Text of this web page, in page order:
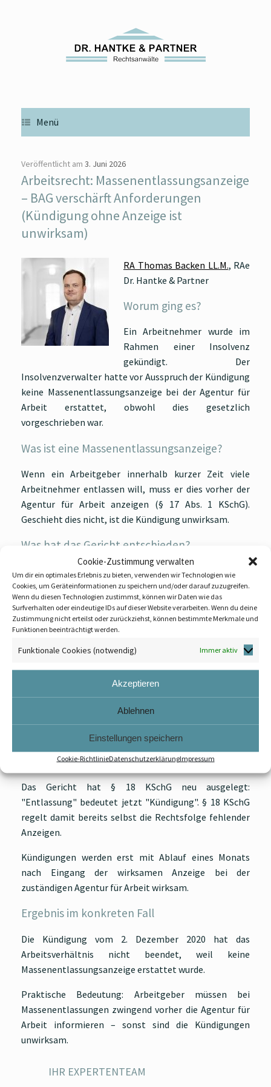
Cookie-Zustimmung verwalten
Um dir ein optimales Erlebnis zu bieten, verwenden wir Technologien wie
Cookies, um Geräteinformationen zu speichern und/oder darauf zuzugreifen.
Wenn du diesen Technologien zustimmst, können wir Daten wie das
Surfverhalten oder eindeutige IDs auf dieser Website verarbeiten. Wenn du deine
Zustimmung nicht erteilst oder zurückziehst, können bestimmte Merkmale und
Funktionen beeinträchtigt werden.
Funktionale Cookies (notwendig) Immer aktiv
Akzeptieren
Ablehnen
Einstellungen speichern
Cookie-RichtlinieDatenschutzerklärungImpressum
Menü
Veröffentlicht am 3. Juni 2026
Arbeitsrecht: Massenentlassungsanzeige
– BAG verschärft Anforderungen
(Kündigung ohne Anzeige ist
unwirksam)
RA Thomas Backen LL.M., RAe
Dr. Hantke & Partner
Worum ging es?
Ein Arbeitnehmer wurde im
Rahmen einer Insolvenz
gekündigt. Der
Insolvenzverwalter hatte vor Ausspruch der Kündigung
keine Massenentlassungsanzeige bei der Agentur für
Arbeit erstattet, obwohl dies gesetzlich
vorgeschrieben war.
Was ist eine Massenentlassungsanzeige?
Wenn ein Arbeitgeber innerhalb kurzer Zeit viele
Arbeitnehmer entlassen will, muss er dies vorher der
Agentur für Arbeit anzeigen (§ 17 Abs. 1 KSchG).
Geschieht dies nicht, ist die Kündigung unwirksam.
Was hat das Gericht entschieden?
Das Bundesarbeitsgericht (6 AZR 157/22)
hat
entschieden: Eine Kündigung ist unwirksam, wenn der
Arbeitgeber vorher keine Massenentlassungsanzeige
erstattet hat. Dies ergibt sich aus der
unionsrechtskonformen Auslegung des § 18 Abs. 1
KSchG, durch den europäisches Recht (Richtlinie
Der Europäische Gerichtshof hatte zuvor klargestellt:
Eine Kündigung kann nicht wirksam werden, wenn der
Arbeitgeber die beabsichtigte Massenentlassung nicht
zuvor der zuständigen Behörde angezeigt hat. Nur so
kann die Behörde Maßnahmen ergreifen, um die
negativen Folgen der Entlassungen zu begrenzen.
Das Gericht hat § 18 KSchG neu ausgelegt:
"Entlassung" bedeutet jetzt "Kündigung". § 18 KSchG
regelt damit bereits selbst die Rechtsfolge fehlender
Anzeigen.
Kündigungen werden erst mit Ablauf eines Monats
nach Eingang der wirksamen Anzeige bei der
zuständigen Agentur für Arbeit wirksam.
Ergebnis im konkreten Fall
Die Kündigung vom 2. Dezember 2020 hat das
Arbeitsverhältnis nicht beendet, weil keine
Massenentlassungsanzeige erstattet wurde.
Praktische Bedeutung: Arbeitgeber müssen bei
Massenentlassungen zwingend vorher die Agentur für
Arbeit informieren – sonst sind die Kündigungen
unwirksam.
IHR EXPERTENTEAM